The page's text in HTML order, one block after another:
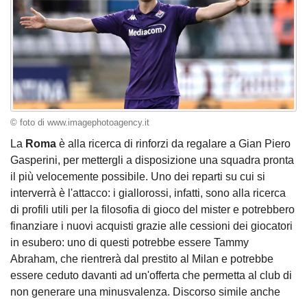
© foto di www.imagephotoagency.it
La Roma è alla ricerca di rinforzi da regalare a Gian Piero
Gasperini, per mettergli a disposizione una squadra pronta
il più velocemente possibile. Uno dei reparti su cui si
interverrà è l'attacco: i giallorossi, infatti, sono alla ricerca
di profili utili per la filosofia di gioco del mister e potrebbero
finanziare i nuovi acquisti grazie alle cessioni dei giocatori
in esubero: uno di questi potrebbe essere Tammy
Abraham, che rientrerà dal prestito al Milan e potrebbe
essere ceduto davanti ad un'offerta che permetta al club di
non generare una minusvalenza. Discorso simile anche